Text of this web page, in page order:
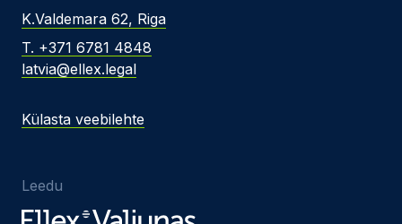
K.Valdemara 62, Riga
T. +371 6781 4848
latvia@ellex.legal
Külasta veebilehte
Leedu